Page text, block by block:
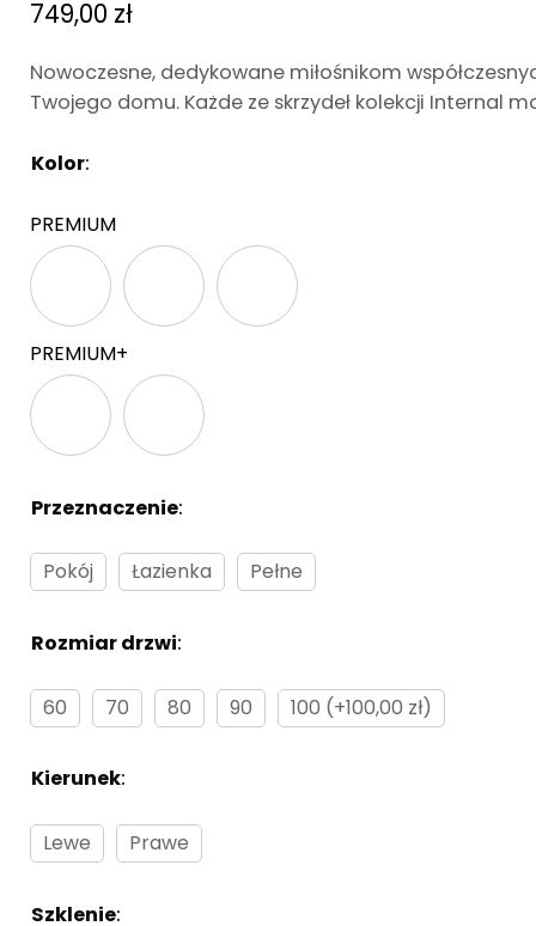
749,00 zł
Nowoczesne, dedykowane miłośnikom
Twojego domu. Każde ze skrzydeł kolekcji Internal
Kolor:
PREMIUM
PREMIUM+
Przeznaczenie:
Pokój Łazienka Pełne
Rozmiar drzwi:
60 70 80 90 100 (+100,00 zł)
Kierunek:
Lewe Prawe
Szklenie: